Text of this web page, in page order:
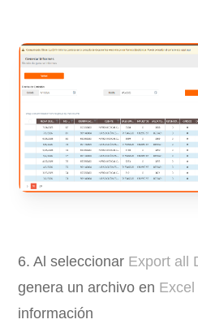
6. Al seleccionar Export all
genera un archivo en Excel
información